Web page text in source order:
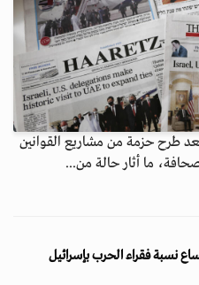
طرح حزمة من مشاريع القوانين
ما أثار حالة من...
نسبة فقراء الحرب بإسرائيل